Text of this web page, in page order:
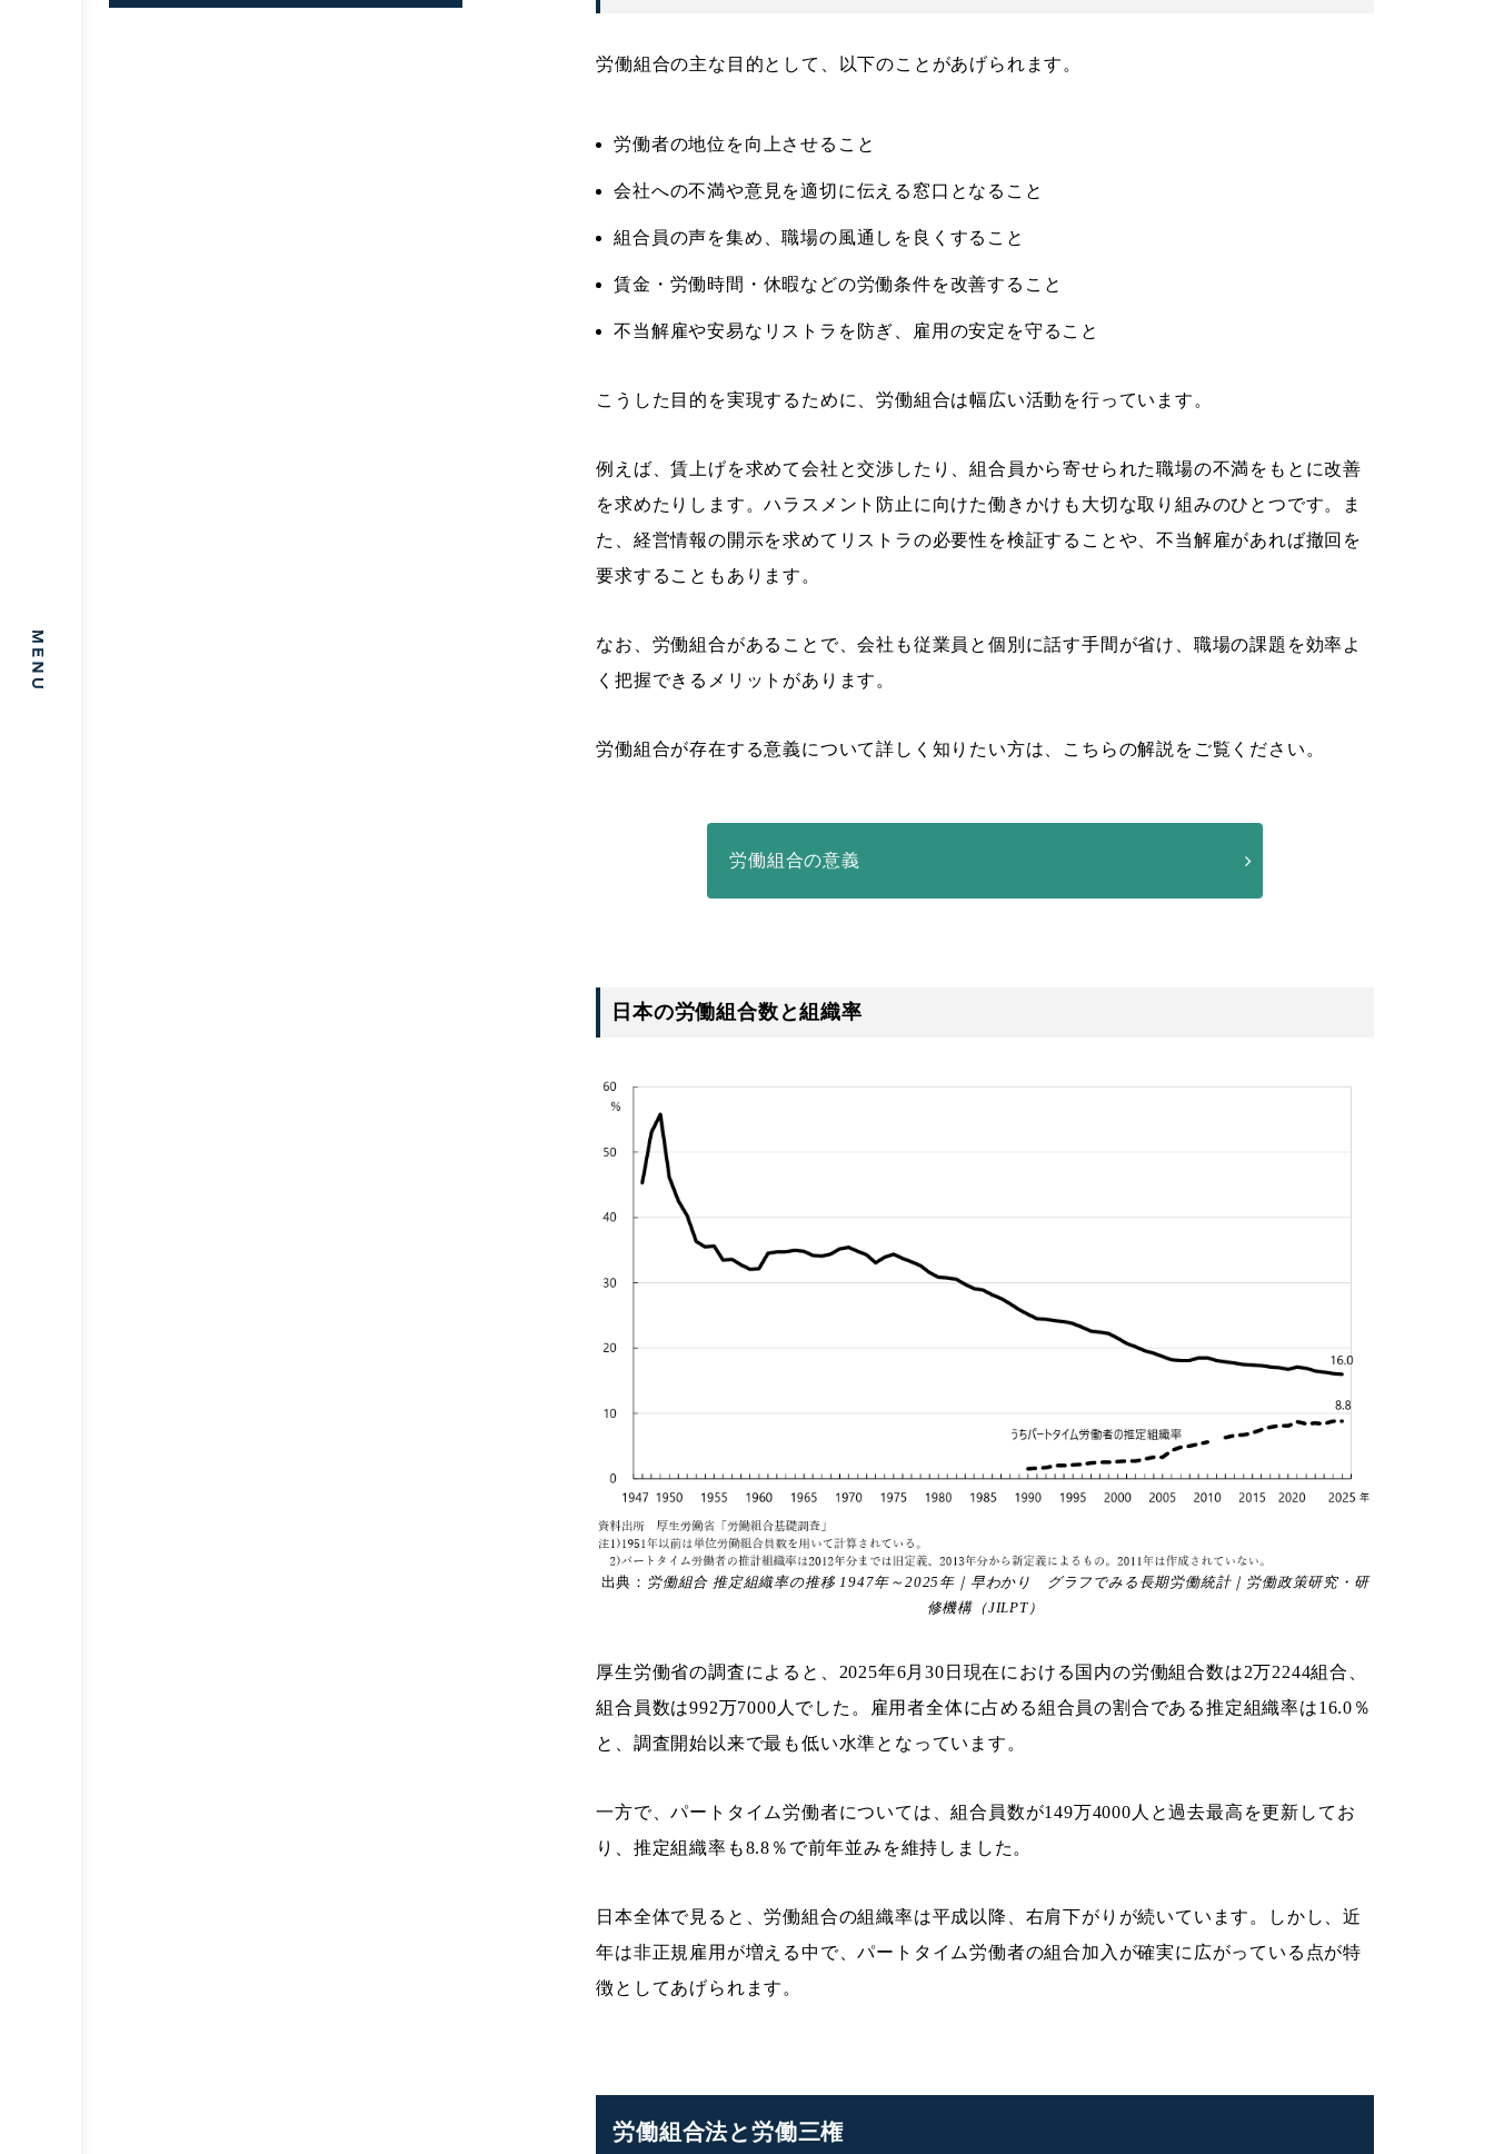
労働組合の主な目的として、以下のことがあげられます。
労働者の地位を向上させること
会社への不満や意見を適切に伝える窓口となること
組合員の声を集め、職場の風通しを良くすること
賃金・労働時間・休暇などの労働条件を改善すること
不当解雇や安易なリストラを防ぎ、雇用の安定を守ること
こうした目的を実現するために、労働組合は幅広い活動を行っています。
例えば、賃上げを求めて会社と交渉したり、組合員から寄せられた職場の不満をもとに改善
を求めたりします。ハラスメント防止に向けた働きかけも大切な取り組みのひとつです。ま
た、経営情報の開示を求めてリストラの必要性を検証することや、不当解雇があれば撤回を
要求することもあります。
なお、労働組合があることで、会社も従業員と個別に話す手間が省け、職場の課題を効率よ
く把握できるメリットがあります。
労働組合が存在する意義について詳しく知りたい方は、こちらの解説をご覧ください。
労働組合の意義
日本の労働組合数と組織率
出典： 労働組合 推定組織率の推移 1947年～2025年｜早わかり グラフでみる長期労働統計｜労働政策研究・研
修機構（JILPT）
厚生労働省の調査によると、2025年6月30日現在における国内の労働組合数は2万2244組合、
組合員数は992万7000人でした。雇用者全体に占める組合員の割合である推定組織率は16.0％
と、調査開始以来で最も低い水準となっています。
一方で、パートタイム労働者については、組合員数が149万4000人と過去最高を更新してお
り、推定組織率も8.8％で前年並みを維持しました。
日本全体で見ると、労働組合の組織率は平成以降、右肩下がりが続いています。しかし、近
年は非正規雇用が増える中で、パートタイム労働者の組合加入が確実に広がっている点が特
徴としてあげられます。
労働組合法と労働三権